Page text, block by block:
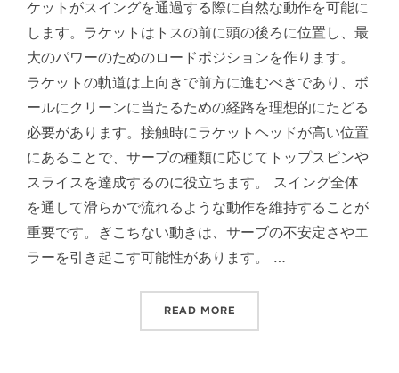
ケットがスイングを通過する際に自然な動作を可能に
します。ラケットはトスの前に頭の後ろに位置し、最
大のパワーのためのロードポジションを作ります。
ラケットの軌道は上向きで前方に進むべきであり、ボ
ールにクリーンに当たるための経路を理想的にたどる
必要があります。接触時にラケットヘッドが高い位置
にあることで、サーブの種類に応じてトップスピンや
スライスを達成するのに役立ちます。 スイング全体
を通して滑らかで流れるような動作を維持することが
重要です。ぎこちない動きは、サーブの不安定さやエ
ラーを引き起こす可能性があります。 …
READ MORE